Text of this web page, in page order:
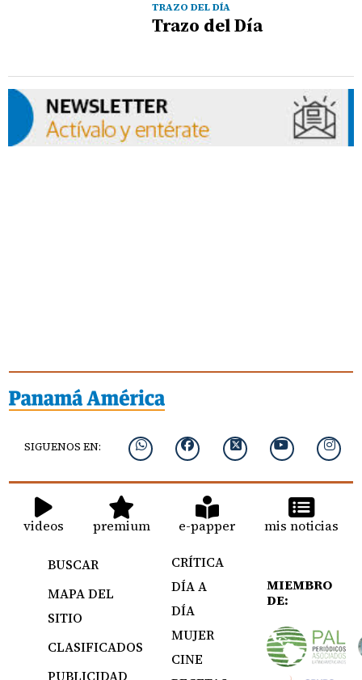
TRAZO DEL DÍA
Trazo del Día
SIGUENOS EN:
videos premium e-papper mis noticias
BUSCAR
MAPA DEL
SITIO
CLASIFICADOS
PUBLICIDAD
CRÍTICA
DÍA A
DÍA
MUJER
CINE
MIEMBRO
DE: